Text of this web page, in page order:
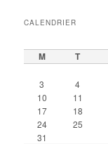
CALENDRIER
M T
3
4
10
11
17
18
24
25
31